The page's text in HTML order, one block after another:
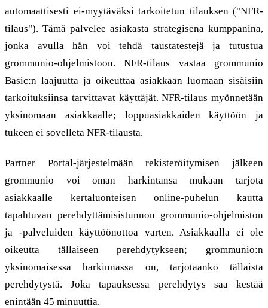
automaattisesti ei-myytäväksi tarkoitetun tilauksen ("NFR-
tilaus"). Tämä palvelee asiakasta strategisena kumppanina,
jonka avulla hän voi tehdä taustatestejä ja tutustua
grommunio-ohjelmistoon. NFR-tilaus vastaa grommunio
Basic:n laajuutta ja oikeuttaa asiakkaan luomaan sisäisiin
tarkoituksiinsa tarvittavat käyttäjät. NFR-tilaus myönnetään
yksinomaan asiakkaalle; loppuasiakkaiden käyttöön ja
tukeen ei sovelleta NFR-tilausta.
Partner Portal-järjestelmään rekisteröitymisen jälkeen
grommunio voi oman harkintansa mukaan tarjota
asiakkaalle kertaluonteisen online-puhelun kautta
tapahtuvan perehdyttämisistunnon grommunio-ohjelmiston
ja -palveluiden käyttöönottoa varten. Asiakkaalla ei ole
oikeutta tällaiseen perehdytykseen; grommunio:n
yksinomaisessa harkinnassa on, tarjotaanko tällaista
perehdytystä. Joka tapauksessa perehdytys saa kestää
enintään 45 minuuttia.